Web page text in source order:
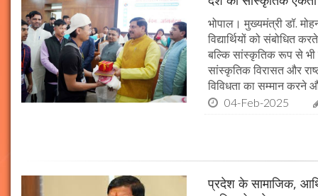
भोपाल। मुख्यमंत्री डॉ.
विद्यार्थियों को संबोधित
बल्कि सांस्कृतिक रूप से भी
सांस्कृतिक विरासत और
विविधता का सम्मान
04-Feb-2025
प्रदेश के सामाजिक,